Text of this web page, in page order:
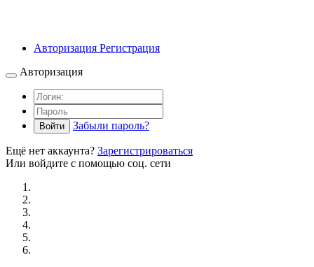
Авторизация Регистрация
Авторизация
Войти Забыли пароль?
Ещё нет аккаунта? Зарегистрироваться
Или войдите с помощью соц. сети